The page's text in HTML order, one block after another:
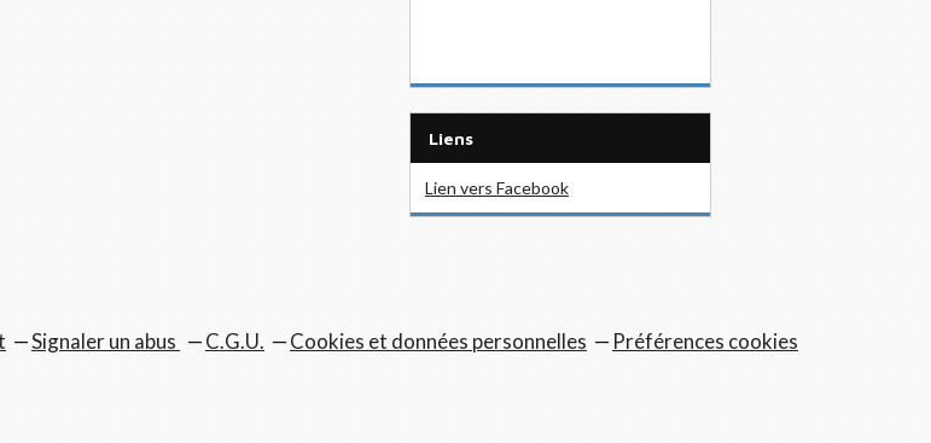
Liens
Lien vers Facebook
Signaler un abus C.G.U. Cookies et données personnelles Préférences cookies